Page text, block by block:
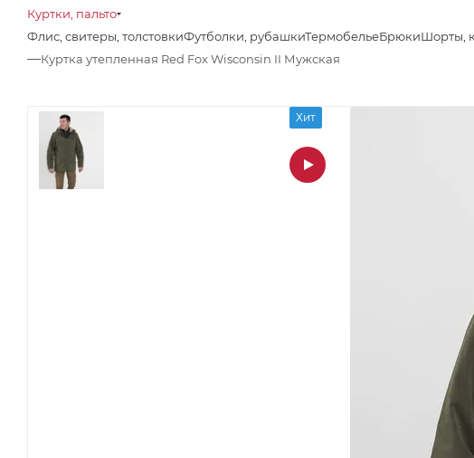
Куртки, пальто
Флис, свитеры, толстовкиФутболки, рубашкиТермобельеБрюкиШорты,
—Куртка утепленная Red Fox Wisconsin II Мужская
Хит